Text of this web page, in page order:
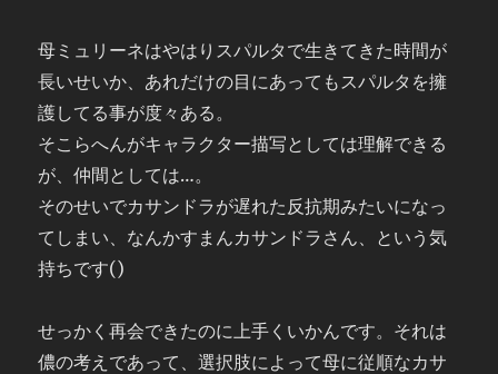
母ミュリーネはやはりスパルタで生きてきた時間が
長いせいか、あれだけの目にあってもスパルタを擁
護してる事が度々ある。
そこらへんがキャラクター描写としては理解できる
が、仲間としては…。
そのせいでカサンドラが遅れた反抗期みたいになっ
てしまい、なんかすまんカサンドラさん、という気
持ちです()
せっかく再会できたのに上手くいかんです。それは
儂の考えであって、選択肢によって母に従順なカサ